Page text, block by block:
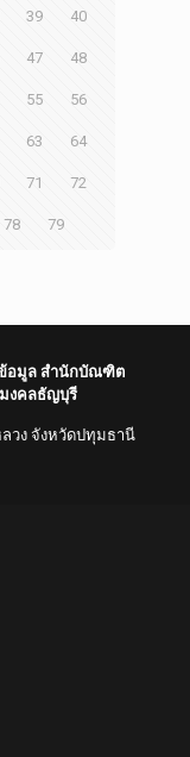
39 40
47 48
55 56
63 64
71 72
78 79
อมูล สำนักบัณฑิต
งคลธัญบุรี
วง จังหวัดปทุมธานี